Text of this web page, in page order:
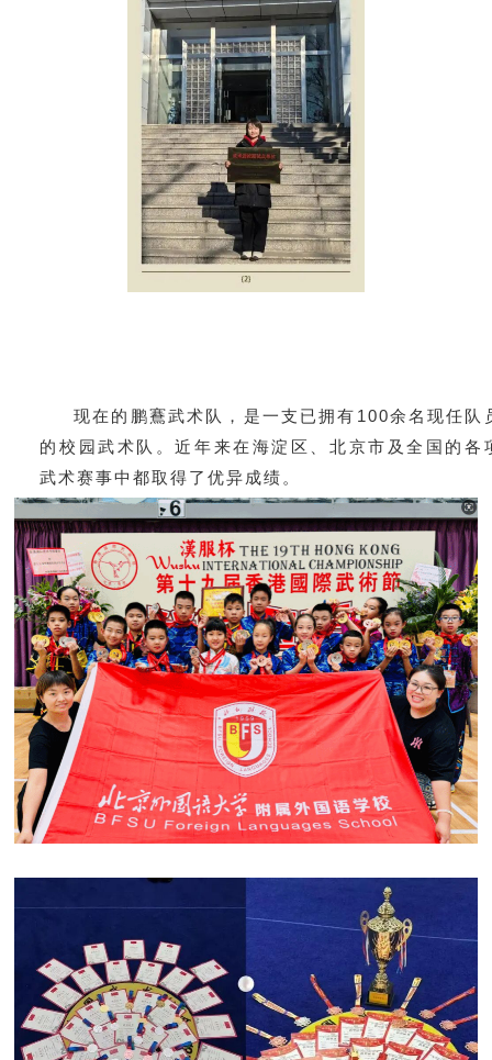
现在的鹏鶱武术队，是一支已拥有100余名现任队
的校园武术队。近年来在海淀区、北京市及全国的各
武术赛事中都取得了优异成绩。